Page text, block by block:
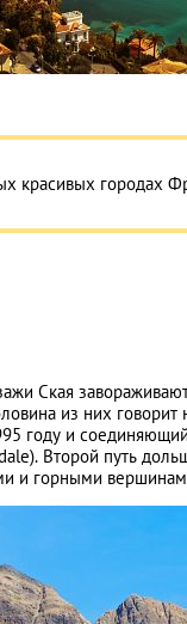
красивых городах
Ская
из них
году и
Второй путь
и горными